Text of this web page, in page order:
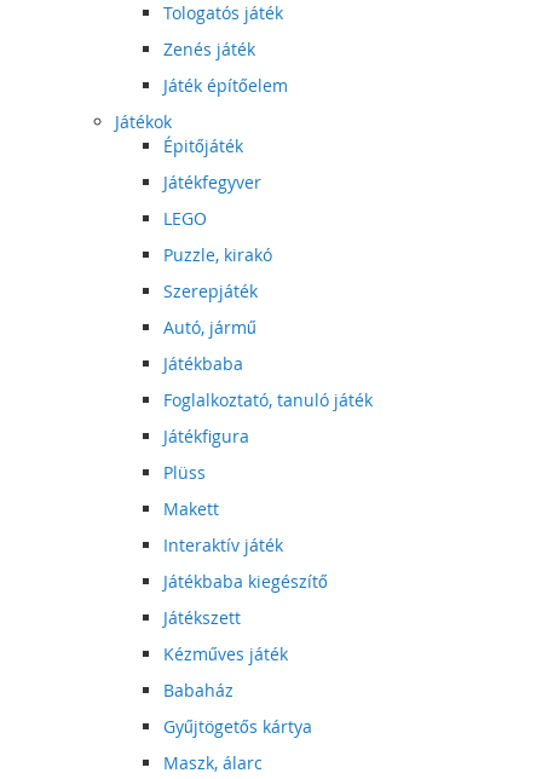
Tologatós játék
Zenés játék
Játék építőelem
Játékok
Épitőjáték
Játékfegyver
LEGO
Puzzle, kirakó
Szerepjáték
Autó, jármű
Játékbaba
Foglalkoztató, tanuló játék
Játékfigura
Plüss
Makett
Interaktív játék
Játékbaba kiegészítő
Játékszett
Kézműves játék
Babaház
Gyűjtögetős kártya
Maszk, álarc